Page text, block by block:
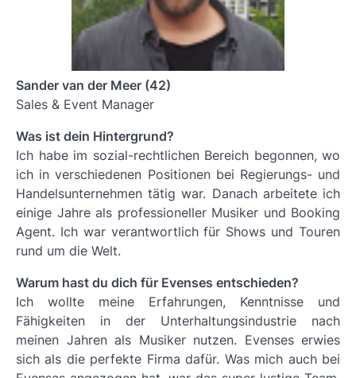
Sander van der Meer (42)
Sales & Event Manager
Was ist dein Hintergrund?
Ich habe im sozial-rechtlichen Bereich begonnen, wo
ich in verschiedenen Positionen bei Regierungs- und
Handelsunternehmen tätig war. Danach arbeitete ich
einige Jahre als professioneller Musiker und Booking
Agent. Ich war verantwortlich für Shows und Touren
rund um die Welt.
Warum hast du dich für Evenses entschieden?
Ich wollte meine Erfahrungen, Kenntnisse und
Fähigkeiten in der Unterhaltungsindustrie nach
meinen Jahren als Musiker nutzen. Evenses erwies
sich als die perfekte Firma dafür. Was mich auch bei